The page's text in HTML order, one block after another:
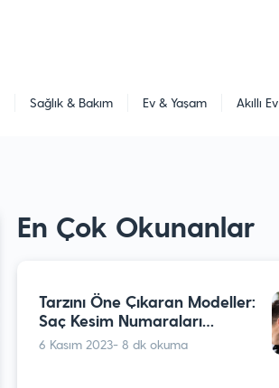
Sağlık & Bakım Ev & Yaşam Akıllı Ev
En Çok Okunanlar
Tarzını Öne Çıkaran Modeller:
Saç Kesim Numaraları
Nelerdir?
6 Kasım 2023- 8 dk okuma